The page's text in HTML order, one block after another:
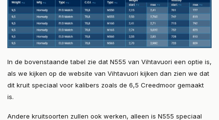
In de bovenstaande tabel zie dat N555 van Vihtavuori een optie is,
als we kijken op de website van Vihtavuori kijken dan zien we dat
dit kruit speciaal voor kalibers zoals de 6,5 Creedmoor gemaakt
is.
Andere kruitsoorten zullen ook werken, alleen is N555 speciaal